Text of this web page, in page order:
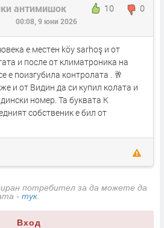
антимишок 10 0
00:08, 9 юни 2026
е местен köy sarhoş и от
и после от климатроника на
е поизгубила контролата . 🥂
и от Видин да си купил колата и
номер. Та буквата К
собственик е бил от
потребител за да можете да
- тук
Вход